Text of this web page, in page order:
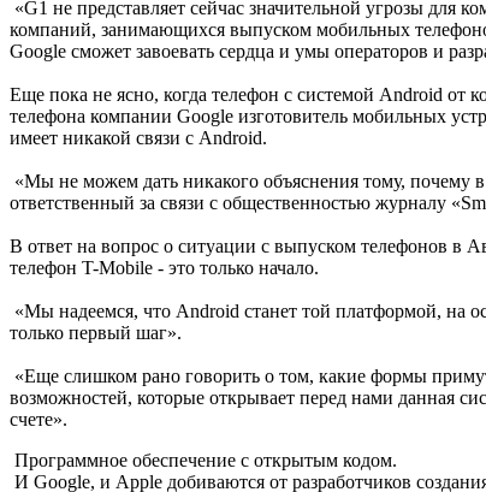
«G1 не представляет сейчас значительной угрозы для
компаний, занимающихся выпуском мобильных
Google сможет завоевать сердца и умы операторов и
Еще пока не ясно, когда телефон с системой Android от
телефона компании Google изготовитель мобильных
имеет никакой связи с Android.
«Мы не можем дать никакого объяснения тому, почему
ответственный за связи с общественностью журналу
В ответ на вопрос о ситуации с выпуском телефонов в
телефон T-Mobile - это только начало.
«Мы надеемся, что Android станет той платформой, на
только первый шаг».
«Еще слишком рано говорить о том, какие формы
возможностей, которые открывает перед нами данная
счете».
Программное обеспечение с открытым кодом.
И Google, и Apple добиваются от разработчиков